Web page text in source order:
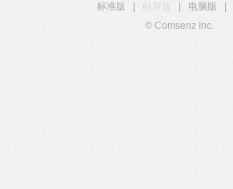
标准版
触屏版 电脑版
© Comsenz Inc.